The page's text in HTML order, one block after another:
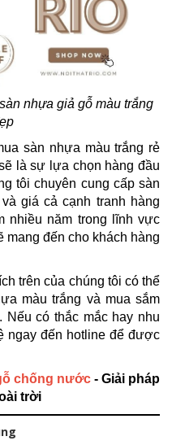
nhựa giả gỗ màu trắng
sàn nhựa màu trắng rẻ
là sự lựa chọn hàng đầu
tôi chuyên cung cấp sàn
giá cả cạnh tranh hàng
nhiều năm trong lĩnh vực
mang đến cho khách hàng
trên của chúng tôi có thể
màu trắng và mua sắm
có thắc mắc hay nhu
ngay đến hotline để được
chống nước- Giải pháp
trời